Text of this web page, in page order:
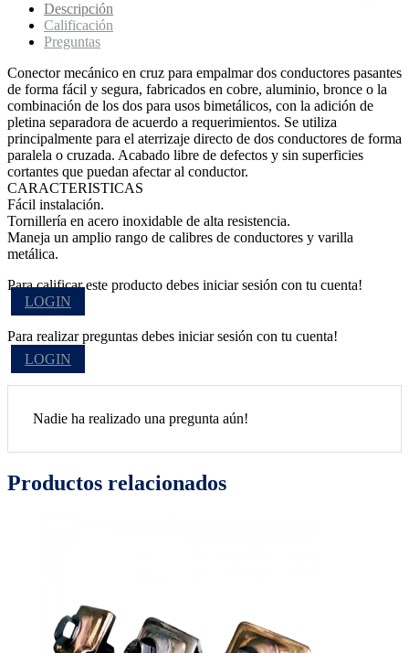
Descripción
Calificación
Preguntas
Conector mecánico en cruz para empalmar dos conductores pasantes
de forma fácil y segura, fabricados en cobre, aluminio, bronce o la
combinación de los dos para usos bimetálicos, con la adición de
pletina separadora de acuerdo a requerimientos. Se utiliza
principalmente para el aterrizaje directo de dos conductores de forma
paralela o cruzada. Acabado libre de defectos y sin superficies
cortantes que puedan afectar al conductor.
CARACTERISTICAS
Fácil instalación.
Tornillería en acero inoxidable de alta resistencia.
Maneja un amplio rango de calibres de conductores y varilla
metálica.
Para calificar este producto debes iniciar sesión con tu cuenta!
LOGIN
Para realizar preguntas debes iniciar sesión con tu cuenta!
LOGIN
Nadie ha realizado una pregunta aún!
Productos relacionados